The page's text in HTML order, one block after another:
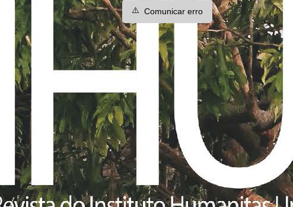
⚠️ Comunicar erro